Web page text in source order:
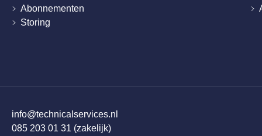
Abonnementen
Storing
info@technicalservices.nl
085 203 01 31 (zakelijk)